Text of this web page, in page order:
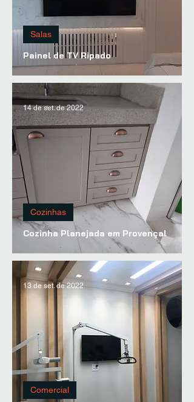
Painel de TV Ripado
Salas
Cozinha Planejada em Provençal
Cozinhas
14 de set. de 2022
Comercial
13 de set. de 2022